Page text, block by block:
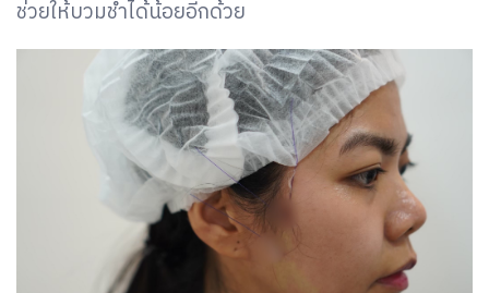
ช่วยให้บวมช้ำได้น้อยอีกด้วย